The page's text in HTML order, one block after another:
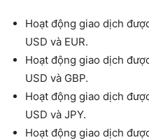
Hoạt động giao dịch
USD và EUR.
Hoạt động giao dịch
USD và GBP.
Hoạt động giao dịch
USD và JPY.
Hoạt động giao dịch